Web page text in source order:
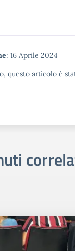
: 16 Aprile 2024
questo articolo è